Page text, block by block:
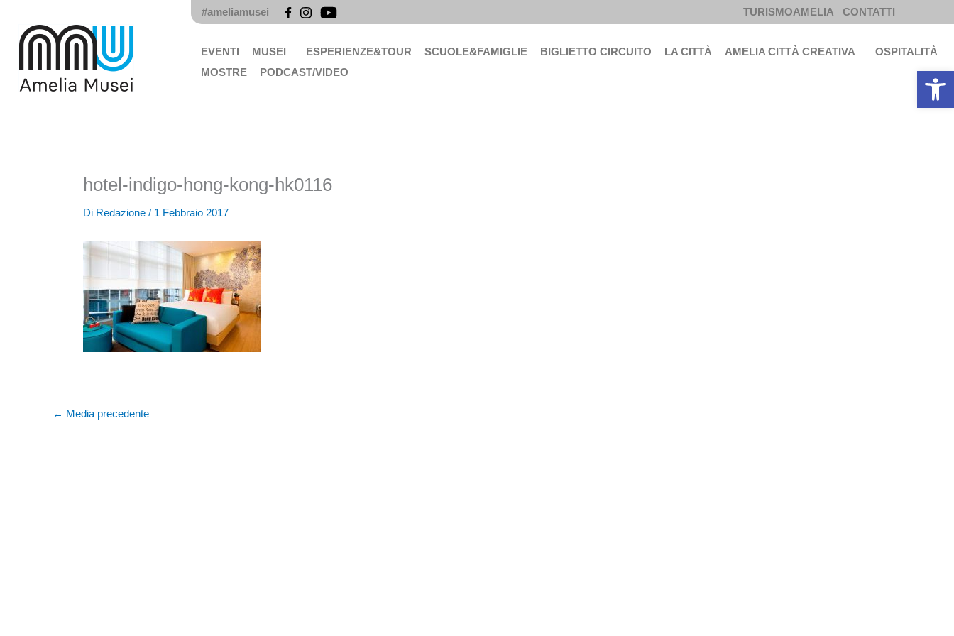
contenuto
#ameliamusei TURISMOAMELIA CONTATTI
EVENTI MUSEI ESPERIENZE&TOUR SCUOLE&FAMIGLIE BIGLIETTO CIRCUITO LA CITTÀ AMELIA CITTÀ CREATIVA
OSPITALITÀ
MOSTRE
PODCAST/VIDEO
hotel-indigo-hong-kong-hk0116
Di Redazione / 1 Febbraio 2017
← Media precedente
Apri la